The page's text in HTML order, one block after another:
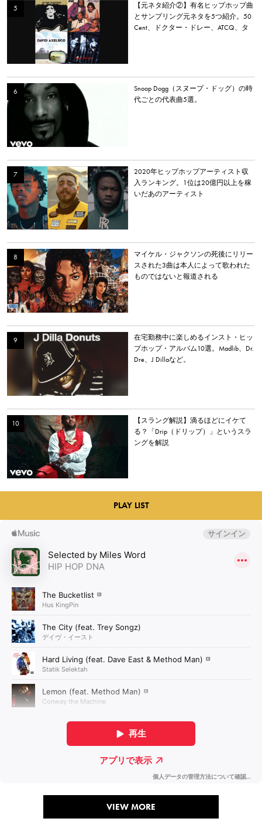
【元ネタ紹介②】有名ヒップホップ曲
とサンプリング元ネタを5つ紹介。50
Cent、ドクター・ドレー、ATCQ、タ
Snoop Dogg（スヌープ・ドッグ）の時
代ごとの代表曲5選。
2020年ヒップホップアーティスト収
入ランキング。1位は20億円以上を稼
いだあのアーティスト
マイケル・ジャクソンの死後にリリー
スされた3曲は本人によって歌われた
ものではないと報道される
在宅勤務中に楽しめるインスト・ヒッ
プホップ・アルバム10選。Madlib、Dr.
Dre、J Dillaなど。
【スラング解説】滴るほどにイケて
る？「Drip（ドリップ）」というスラ
ングを解説
PLAY LIST
VIEW MORE